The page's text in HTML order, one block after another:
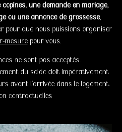
une demande en mariage,
ou une annonce de grossesse,
pour que nous puissions organiser
mesurepour vous.
ne sont pas acceptés.
du solde doit impérativement
avant l’arrivée dans le logement.
contractuelles